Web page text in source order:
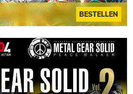
BESTELLEN